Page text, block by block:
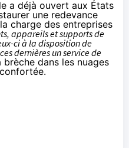
a déjà ouvert aux États
une redevance
charge des entreprises
appareils et supports de
ci à la disposition de
dernières un service de
brèche dans les nuages